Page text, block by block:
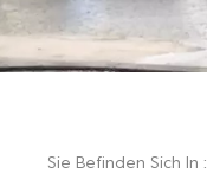
Sie Befinden Sich In :